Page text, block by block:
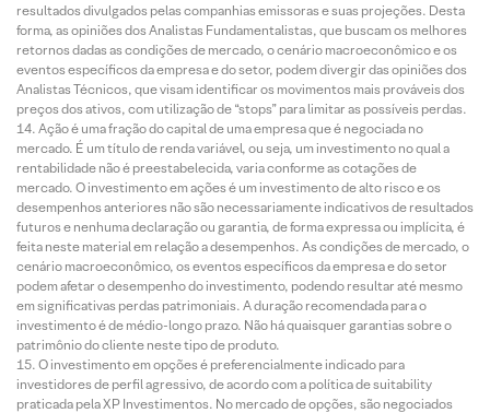
resultados divulgados pelas companhias emissoras e suas projeções. Desta
forma, as opiniões dos Analistas Fundamentalistas, que buscam os melhores
retornos dadas as condições de mercado, o cenário macroeconômico e os
eventos específicos da empresa e do setor, podem divergir das opiniões dos
Analistas Técnicos, que visam identificar os movimentos mais prováveis dos
preços dos ativos, com utilização de “stops” para limitar as possíveis perdas.
Ação é uma fração do capital de uma empresa que é negociada no
mercado. É um título de renda variável, ou seja, um investimento no qual a
rentabilidade não é preestabelecida, varia conforme as cotações de
mercado. O investimento em ações é um investimento de alto risco e os
desempenhos anteriores não são necessariamente indicativos de resultados
futuros e nenhuma declaração ou garantia, de forma expressa ou implícita, é
feita neste material em relação a desempenhos. As condições de mercado, o
cenário macroeconômico, os eventos específicos da empresa e do setor
podem afetar o desempenho do investimento, podendo resultar até mesmo
em significativas perdas patrimoniais. A duração recomendada para o
investimento é de médio-longo prazo. Não há quaisquer garantias sobre o
patrimônio do cliente neste tipo de produto.
O investimento em opções é preferencialmente indicado para
investidores de perfil agressivo, de acordo com a política de suitability
praticada pela XP Investimentos. No mercado de opções, são negociados